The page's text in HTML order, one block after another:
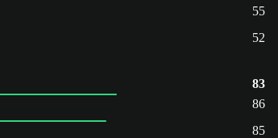
55
52
83
86
85